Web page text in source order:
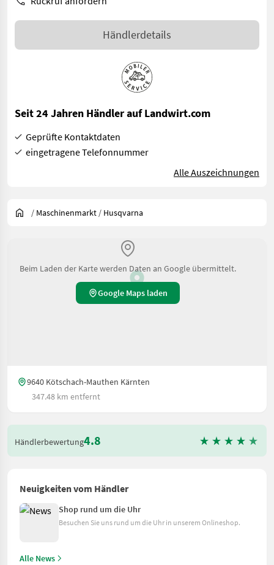
Händlerdetails
Seit 24 Jahren Händler auf Landwirt.com
Geprüfte Kontaktdaten
eingetragene Telefonnummer
Alle Auszeichnungen
/ Maschinenmarkt / Husqvarna
Beim Laden der Karte werden Daten an Google übermittelt.
Google Maps laden
9640 Kötschach-Mauthen Kärnten
347.48 km entfernt
Händlerbewertung4.8
Neuigkeiten vom Händler
Shop rund um die Uhr
Besuchen Sie uns rund um die Uhr in unserem Onlineshop.
Alle News